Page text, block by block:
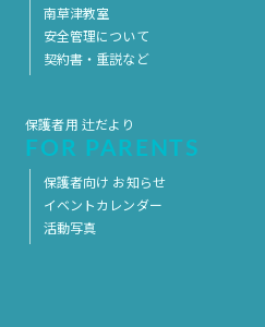
南草津教室
安全管理について
契約書・重説など
保護者用 辻だより
FOR PARENTS
保護者向け お知らせ
イベントカレンダー
活動写真